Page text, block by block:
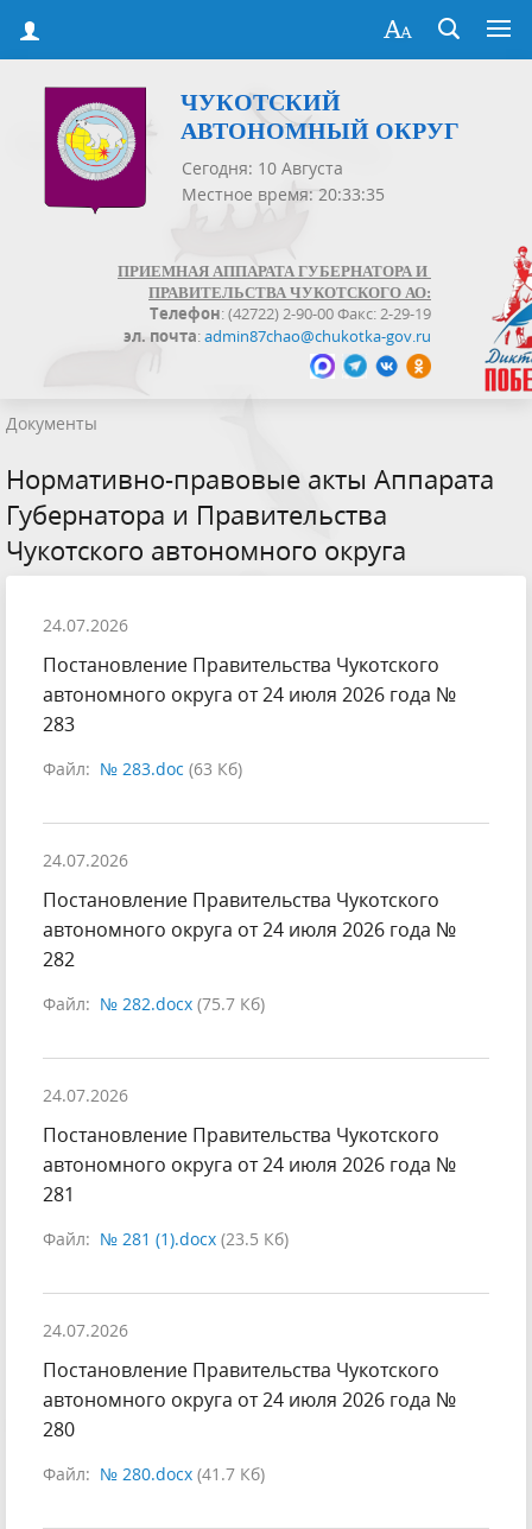
ЧУКОТСКИЙ
АВТОНОМНЫЙ ОКРУГ
Сегодня: 10 Августа
Местное время: 20:33:35
ПРИЕМНАЯ АППАРАТА ГУБЕРНАТОРА И
ПРАВИТЕЛЬСТВА ЧУКОТСКОГО АО:
Телефон: (42722) 2-90-00 Факс: 2-29-19
эл. почта:admin87chao@chukotka-gov.ru
Документы
Нормативно-правовые акты Аппарата
Губернатора и Правительства
Чукотского автономного округа
24.07.2026
Постановление Правительства Чукотского
автономного округа от 24 июля 2026 года №
283
Файл: № 283.doc (63 Кб)
24.07.2026
Постановление Правительства Чукотского
автономного округа от 24 июля 2026 года №
282
Файл: № 282.docx (75.7 Кб)
24.07.2026
Постановление Правительства Чукотского
автономного округа от 24 июля 2026 года №
281
Файл: № 281 (1).docx (23.5 Кб)
24.07.2026
Постановление Правительства Чукотского
автономного округа от 24 июля 2026 года №
280
Файл: № 280.docx (41.7 Кб)